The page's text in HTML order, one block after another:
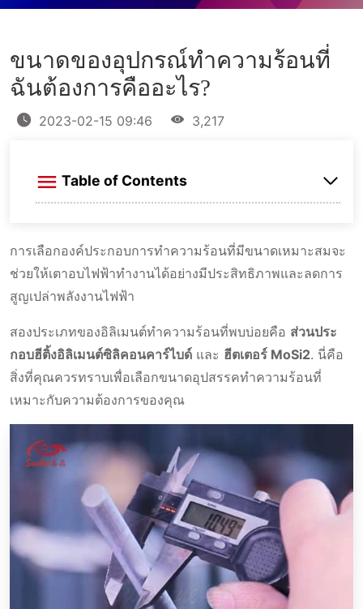
ขนาดของอุปกรณ์ทำความร้อนที่
ฉันต้องการคืออะไร?
2023-02-15 09:46 3,217
Table of Contents
ขนาดของตัวทำความร้อนซิลิคอนคาร์บได้
ฮีตเตอร์ MoSi2
ความร้อน
การเลือกองค์ประกอบการทําความร้อนที่มีขนาดเหมาะสมจะ
ช่วยให้เตาอบไฟฟ้าทํางานได้อย่างมีประสิทธิภาพและลดการ
สูญเปล่าพลังงานไฟฟ้า
สองประเภทของอิลิเมนต์ทำความร้อนที่พบบ่อยคือ ส่วนประ
กอบฮีติ้งอิลิเมนต์ซิลิคอนคาร์ไบด์ และ ฮีตเตอร์ MoSi2. นี่คือ
สิ่งที่คุณควรทราบเพื่อเลือกขนาดอุปสรรคทำความร้อนที่
เหมาะกับความต้องการของคุณ